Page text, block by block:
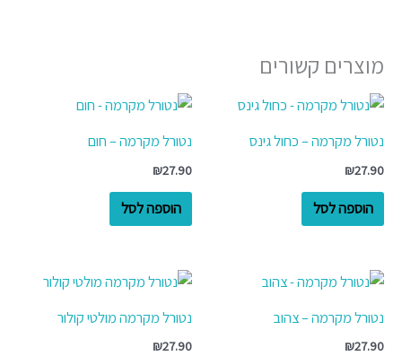
מוצרים קשורים
נטורל מקרמה – כחול גינס
₪27.90
הוספה לסל
נטורל מקרמה – חום
₪27.90
הוספה לסל
נטורל מקרמה – צהוב
₪27.90
נטורל מקרמה מולטי קולור
₪27.90